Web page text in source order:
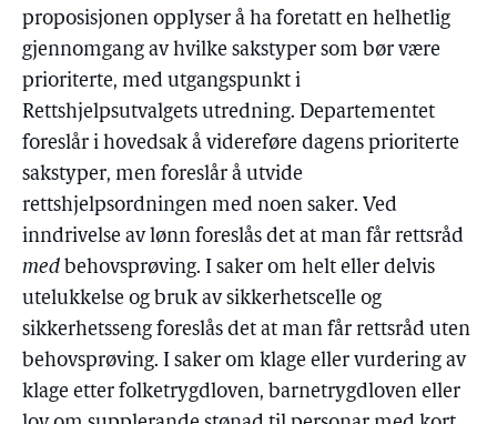
proposisjonen opplyser å ha foretatt en helhetlig
gjennomgang av hvilke sakstyper som bør være
prioriterte, med utgangspunkt i
Rettshjelpsutvalgets utredning. Departementet
foreslår i hovedsak å videreføre dagens prioriterte
sakstyper, men foreslår å utvide
rettshjelpsordningen med noen saker. Ved
inndrivelse av lønn foreslås det at man får rettsråd
med behovsprøving. I saker om helt eller delvis
utelukkelse og bruk av sikkerhetscelle og
sikkerhetsseng foreslås det at man får rettsråd uten
behovsprøving. I saker om klage eller vurdering av
klage etter folketrygdloven, barnetrygdloven eller